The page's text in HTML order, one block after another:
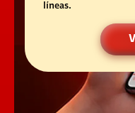
líneas.